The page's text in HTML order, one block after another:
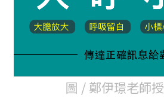
圖 / 鄭伊璟老師